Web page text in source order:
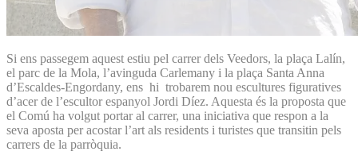
Si ens passegem aquest estiu pel carrer dels Veedors, la plaça Lalín,
el parc de la Mola, l’avinguda Carlemany i la plaça Santa Anna
d’Escaldes-Engordany, ens hi trobarem nou escultures figuratives
d’acer de l’escultor espanyol Jordi Díez. Aquesta és la proposta que
el Comú ha volgut portar al carrer, una iniciativa que respon a la
seva aposta per acostar l’art als residents i turistes que transitin pels
carrers de la parròquia.